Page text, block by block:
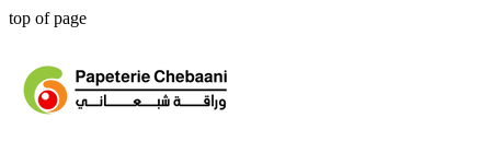
top of page